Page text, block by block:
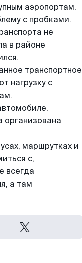
аэропортам.
с пробками.
не
в районе
транспортное
нагрузку с
организована
маршрутках и
с,
всегда
а там